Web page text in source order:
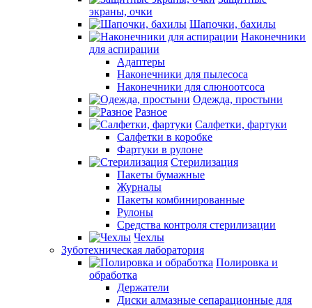
экраны, очки
Шапочки, бахилы
Наконечники
для аспирации
Адаптеры
Наконечники для пылесоса
Наконечники для слюноотсоса
Одежда, простыни
Разное
Салфетки, фартуки
Салфетки в коробке
Фартуки в рулоне
Стерилизация
Пакеты бумажные
Журналы
Пакеты комбинированные
Рулоны
Средства контроля стерилизации
Чехлы
Зуботехническая лаборатория
Полировка и
обработка
Держатели
Диски алмазные сепарационные для